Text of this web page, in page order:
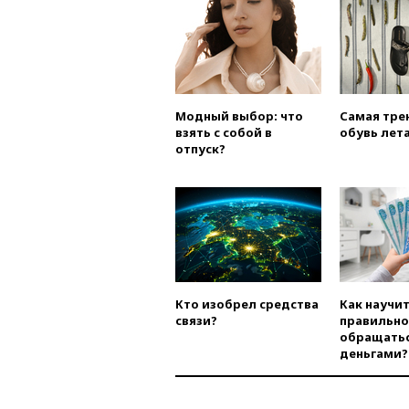
Модный выбор: что
взять с собой в
отпуск?
Самая
обувь
Кто изобрел средства
связи?
Как
правильно
деньгами?